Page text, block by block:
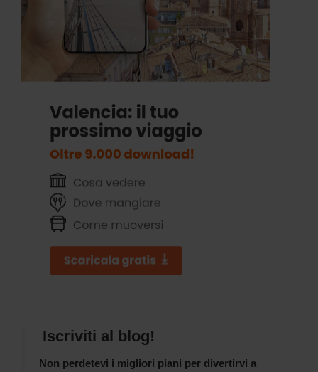
Iscriviti al blog!
Non perdetevi i migliori piani per divertirvi a